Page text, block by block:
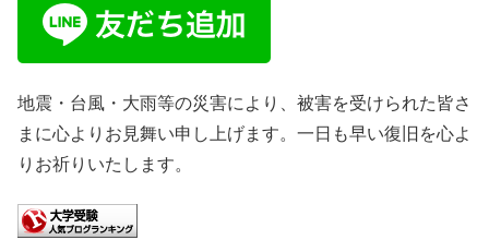
地震・台風・大雨等の災害により、被害を受けられた皆さ
まに心よりお見舞い申し上げます。一日も早い復旧を心よ
りお祈りいたします。